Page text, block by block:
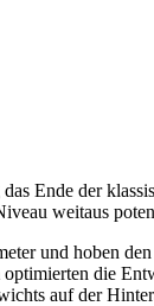
Ende der
weitaus
und hoben
die
auf der